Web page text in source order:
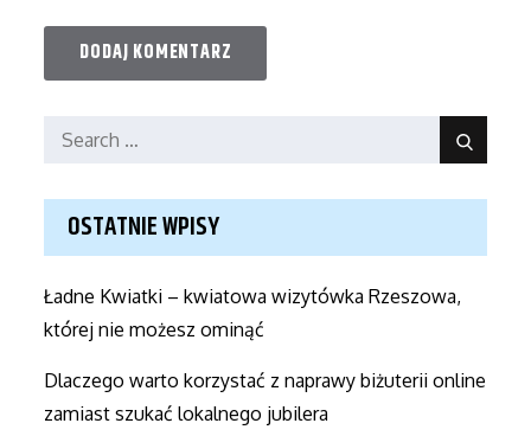
Search
Search
OSTATNIE WPISY
Ładne Kwiatki – kwiatowa wizytówka Rzeszowa,
której nie możesz ominąć
Dlaczego warto korzystać z naprawy biżuterii online
zamiast szukać lokalnego jubilera